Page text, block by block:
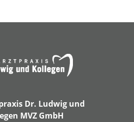
Dr. Ludwig und
MVZ GmbH